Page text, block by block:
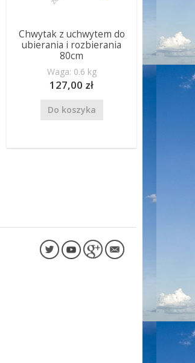
Chwytak z uchwytem do
ubierania i rozbierania
80cm
Waga: 0.6 kg
127,00 zł
Do koszyka